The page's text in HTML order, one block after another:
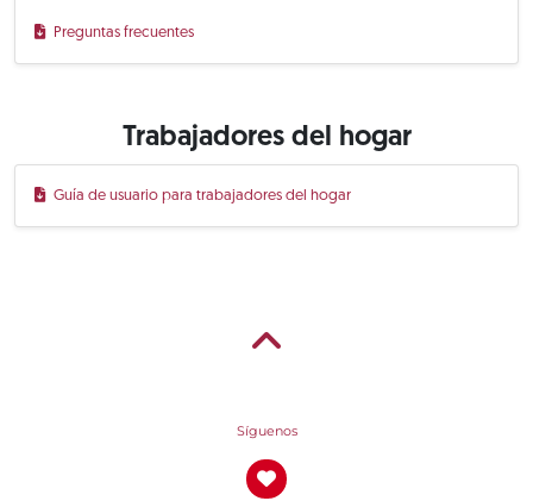
Preguntas frecuentes
Trabajadores del hogar
Guía de usuario para trabajadores del hogar
Síguenos